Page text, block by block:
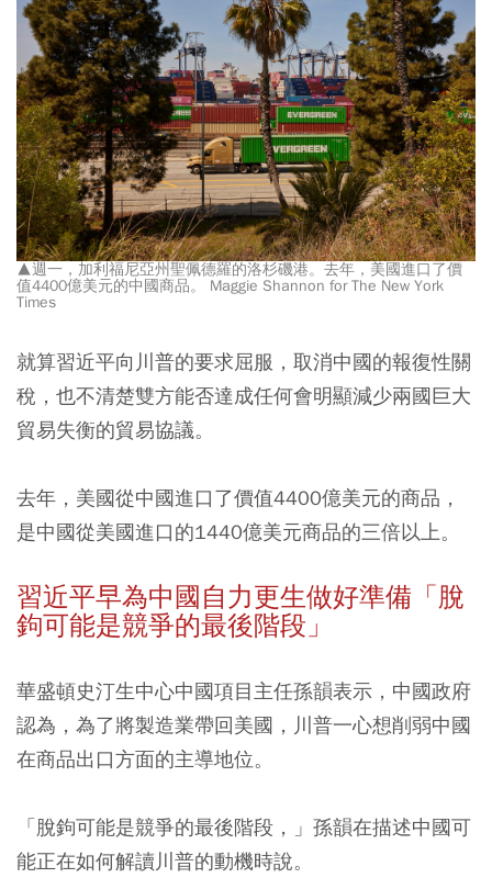
▲週一，加利福尼亞州聖佩德羅的洛杉磯港。去年，美國進口了價
值4400億美元的中國商品。 Maggie Shannon for The New York
Times
就算習近平向川普的要求屈服，取消中國的報復性關
稅，也不清楚雙方能否達成任何會明顯減少兩國巨大
貿易失衡的貿易協議。
去年，美國從中國進口了價值4400億美元的商品，
是中國從美國進口的1440億美元商品的三倍以上。
習近平早為中國自力更生做好準備「脫
鉤可能是競爭的最後階段」
華盛頓史汀生中心中國項目主任孫韻表示，中國政府
認為，為了將製造業帶回美國，川普一心想削弱中國
在商品出口方面的主導地位。
「脫鉤可能是競爭的最後階段，」孫韻在描述中國可
能正在如何解讀川普的動機時說。